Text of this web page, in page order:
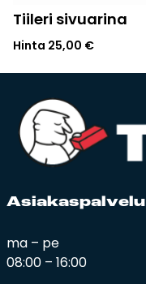
Tiileri sivuarina
Hinta 25,00 €
Asia­kas­pal­ve­lu
ma – pe
08:00 – 16:00